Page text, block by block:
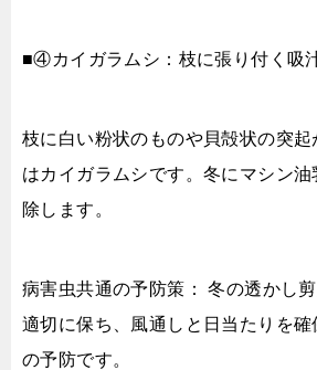
■④カイガラムシ：枝に張り付く吸
枝に白い粉状のものや貝殻状の突起
はカイガラムシです。冬にマシン
除します。
病害虫共通の予防策： 冬の透かし
適切に保ち、風通しと日当たりを確
の予防です。